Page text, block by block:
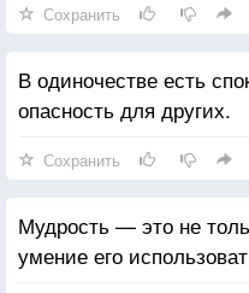
Сохранить
В одиночестве есть
опасность для других.
Сохранить
Мудрость — это не
умение его